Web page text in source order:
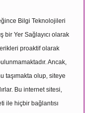
Bilgi Teknolojileri
bir Yer Sağlayıcı olarak
proaktif olarak
Ancak,
taşımakta olup, siteye
Bu internet sitesi,
ile hiçbir bağlantısı